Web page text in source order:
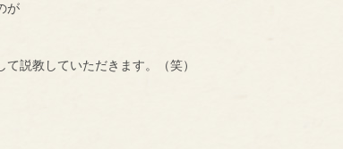
が
説教していただきます。（笑）